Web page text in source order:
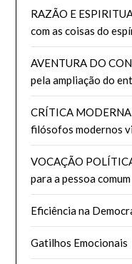
RAZÃO E
com as coisas do
AVENTURA DO
pela ampliação do
CRÍTICA
filósofos modernos
VOCAÇÃO
para a pessoa comum
Eficiência na
Gatilhos Emocionais